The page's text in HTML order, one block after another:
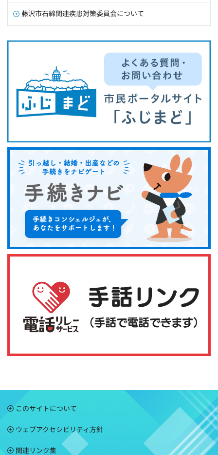
藤沢市石綿関連疾患対策委員会について
このサイトについて
ウェブアクセシビリティ方針
関連リンク集